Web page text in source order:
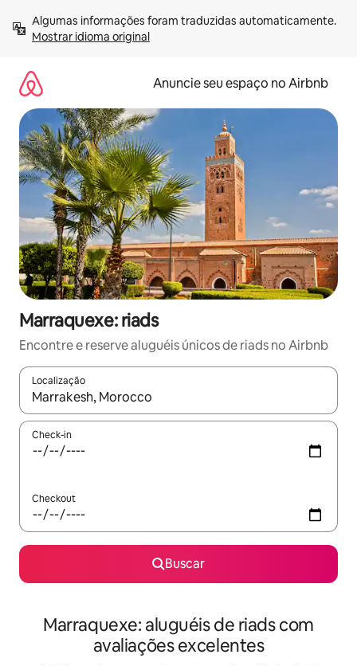
para
Mostrar idioma original
Anuncie seu espaço no Airbnb
Marraquexe: riads
Encontre e reserve aluguéis únicos de riads no Airbnb
Localização
Quando os resultados estiverem disponíveis, explore-os
Check-in
Checkout
Buscar
Marraquexe: aluguéis de riads com
avaliações excelentes